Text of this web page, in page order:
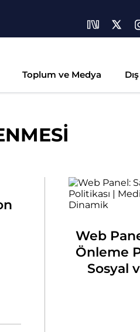
Toplum ve Medya
Web
Önleme
Sosyal